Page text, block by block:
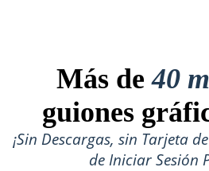
Más de40
guiones
¡Sin Descargas, sin Tarjeta
de Iniciar Sesión